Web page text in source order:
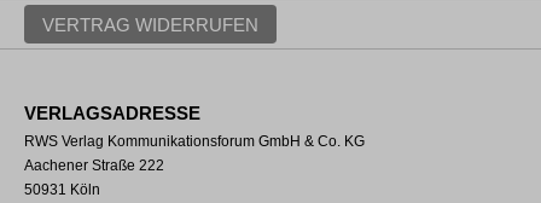
VERTRAG WIDERRUFEN
VERLAGSADRESSE
RWS Verlag Kommunikationsforum GmbH & Co. KG
Aachener Straße 222
50931 Köln